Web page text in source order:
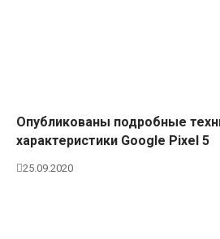
Опубликованы подробные
характеристики Google Pixel 5
25.09.2020